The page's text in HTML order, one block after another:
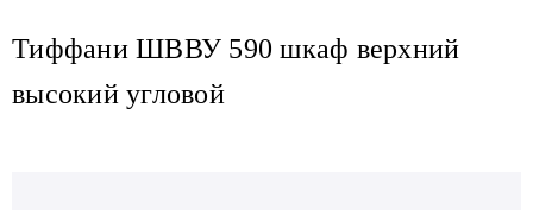
Тиффани ШВВУ 590 шкаф верхний
высокий угловой